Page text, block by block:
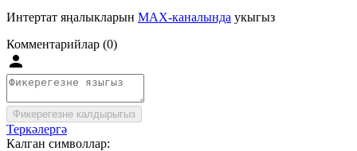
Интертат яңалыкларын MAX-каналында укыгыз
Комментарийлар (0)
Фикерегезне калдырыгыз
Теркәлергә
Калган символлар: